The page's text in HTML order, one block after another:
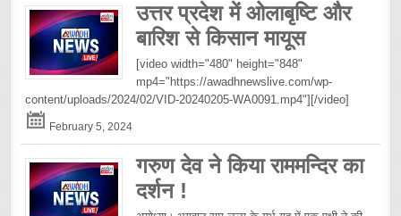
उत्तर प्रदेश में ओलाबृष्टि और
बारिश से किसान मायूस
[video width="480" height="848"
mp4="https://awadhnewslive.com/wp-
content/uploads/2024/02/VID-20240205-WA0091.mp4"][/video]
February 5, 2024
गरुण देव ने किया राममन्दिर का
दर्शन !